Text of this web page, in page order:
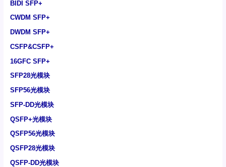
BIDI SFP+
CWDM SFP+
DWDM SFP+
CSFP&CSFP+
16GFC SFP+
SFP28光模块
SFP56光模块
SFP-DD光模块
QSFP+光模块
QSFP56光模块
QSFP28光模块
QSFP-DD光模块